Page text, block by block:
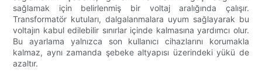
sağlamak için belirlenmiş bir voltaj aralığında çalışır.
Transformatör kutuları, dalgalanmalara uyum sağlayarak bu
voltajın kabul edilebilir sınırlar içinde kalmasına yardımcı olur.
Bu ayarlama yalnızca son kullanıcı cihazlarını korumakla
kalmaz, aynı zamanda şebeke altyapısı üzerindeki yükü de
azaltır.